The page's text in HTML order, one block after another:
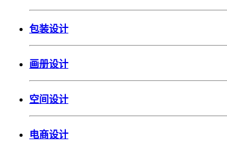
包装设计
画册设计
空间设计
电商设计